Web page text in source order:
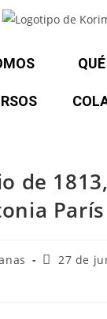
de
París
27 de